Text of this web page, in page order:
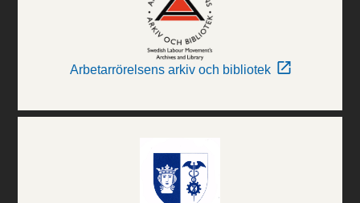
Arbetarrörelsens arkiv och bibliotek